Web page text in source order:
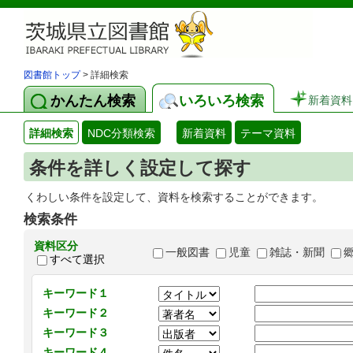
図書館トップ> 詳細検索
かんたん検索 いろいろ検索 新着資料
詳細検索 NDC分類検索 新着資料 テーマ資料
条件を詳しく設定して探す
くわしい条件を設定して、資料を検索することができます。
検索条件
資料区分
すべて選択
一般図書 児童 雑誌・新聞
キーワード１
キーワード２
キーワード３